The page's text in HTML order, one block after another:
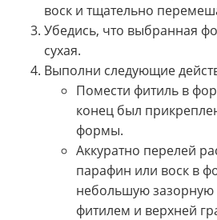
воск и тщательно
Убедись, что выбранная
сухая.
Выполни следующие
Помести фитиль в
конец был
формы.
Аккуратно перелей
парафин или воск в
небольшую зазорную
фитилем и верхней